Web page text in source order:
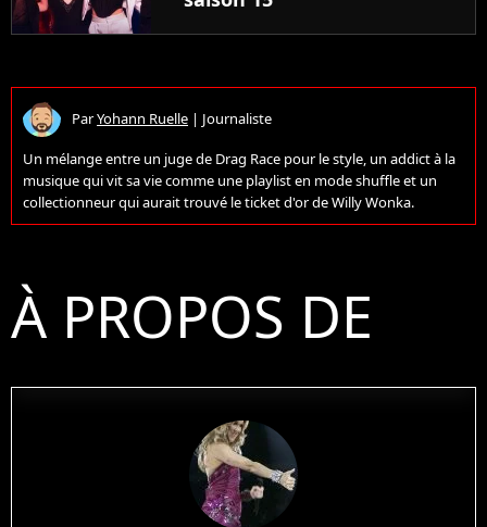
ParYohann Ruelle | Journaliste
Un mélange entre un juge de Drag Race pour le style, un addict à la
musique qui vit sa vie comme une playlist en mode shuffle et un
collectionneur qui aurait trouvé le ticket d'or de Willy Wonka.
À PROPOS DE